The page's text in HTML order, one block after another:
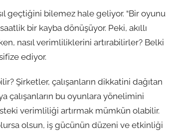
geçtiğini bilemez hale geliyor. “Bir oyunu
bir kayba dönüşüyor. Peki, akıllı
nasıl verimliliklerini artırabilirler? Belki
ediyor.
Şirketler, çalışanların dikkatini dağıtan
çalışanların bu oyunlara yönelimini
verimliliği artırmak mümkün olabilir.
olsun, iş gücünün düzeni ve etkinliği